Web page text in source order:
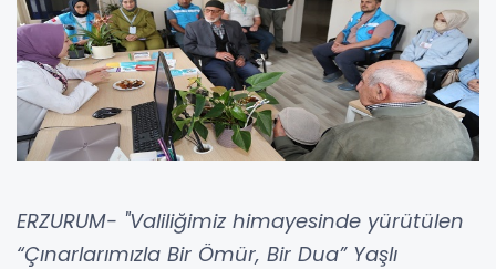
ERZURUM- "Valiliğimiz himayesinde yürütülen
“Çınarlarımızla Bir Ömür, Bir Dua” Yaşlı